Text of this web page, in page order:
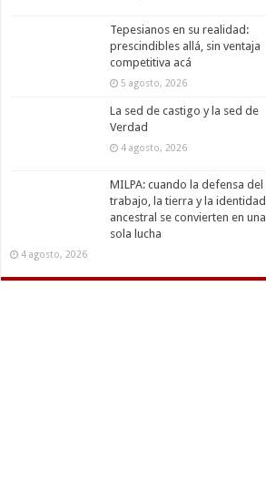
Tepesianos en su realidad:
prescindibles allá, sin ventaja
competitiva acá
5 agosto, 2026
La sed de castigo y la sed de
Verdad
4 agosto, 2026
MILPA: cuando la defensa del
trabajo, la tierra y la identidad
ancestral se convierten en una
sola lucha
4 agosto, 2026